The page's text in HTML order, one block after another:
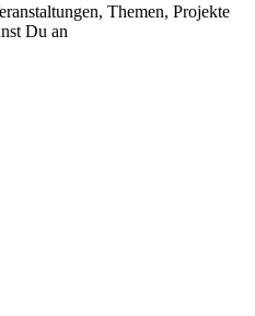
Themen, Projekte
Du an